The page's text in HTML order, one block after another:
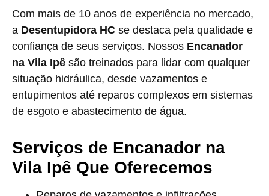
Com mais de 10 anos de experiência no mercado,
a Desentupidora HC se destaca pela qualidade e
confiança de seus serviços. Nossos Encanador
na Vila Ipê são treinados para lidar com qualquer
situação hidráulica, desde vazamentos e
entupimentos até reparos complexos em sistemas
de esgoto e abastecimento de água.
Serviços de Encanador na
Vila Ipê Que Oferecemos